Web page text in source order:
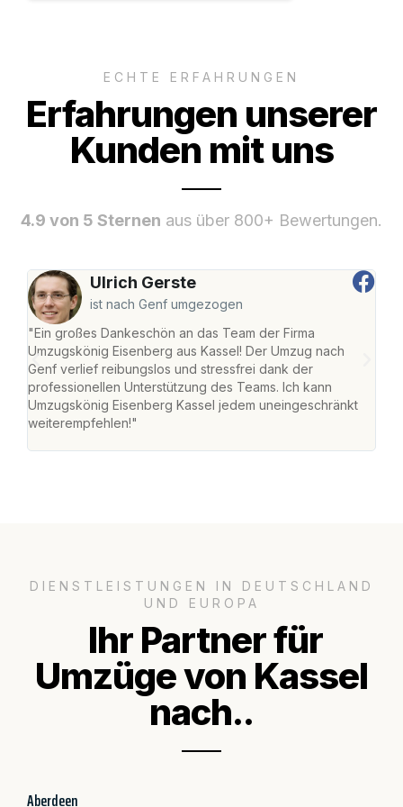
ECHTE ERFAHRUNGEN
Erfahrungen unserer
Kunden mit uns
4.9 von 5 Sternen aus über 800+ Bewertungen.
Ulrich Gerste
ist nach Genf umgezogen
"Ein großes Dankeschön an das Team der Firma
Umzugskönig Eisenberg aus Kassel! Der Umzug nach
Genf verlief reibungslos und stressfrei dank der
professionellen Unterstützung des Teams. Ich kann
Umzugskönig Eisenberg Kassel jedem uneingeschränkt
weiterempfehlen!"
DIENSTLEISTUNGEN IN DEUTSCHLAND
UND EUROPA
Ihr Partner für
Umzüge von Kassel
nach..
Aberdeen